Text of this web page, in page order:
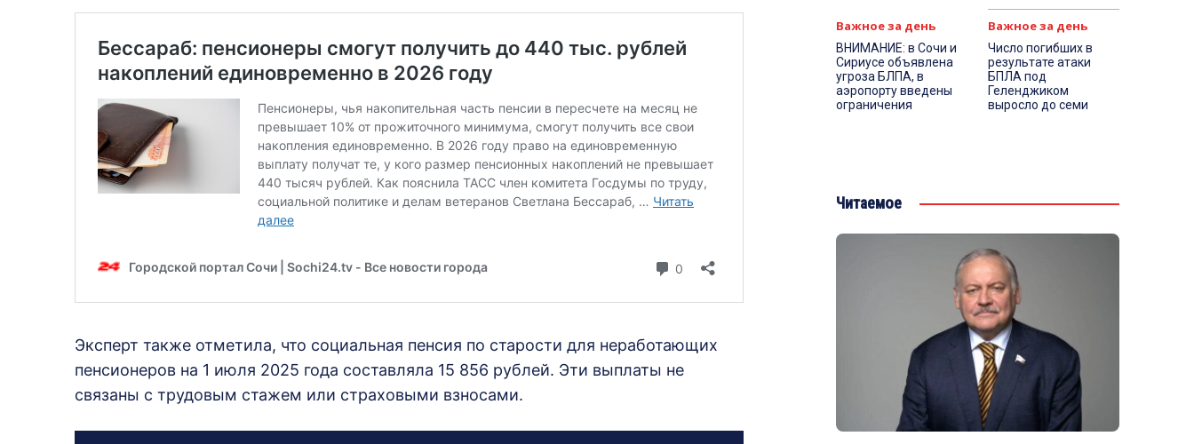
Эксперт также отметила, что социальная пенсия по старости для неработающих
пенсионеров на 1 июля 2025 года составляла 15 856 рублей. Эти выплаты не
связаны с трудовым стажем или страховыми взносами.
Важное за день
ВНИМАНИЕ: в Сочи и
Сириусе объявлена
угроза БЛПА, в
аэропорту введены
ограничения
Важное за день
Число погибших в
результате атаки
БПЛА под
Геленджиком
выросло до семи
Читаемое